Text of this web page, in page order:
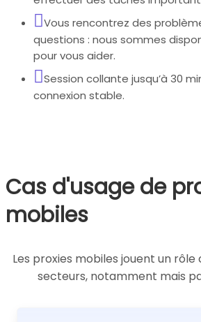
Vous rencontrez des
questions : nous sommes
pour vous aider.
Session collante jusqu’à 30
connexion stable.
Cas d'usage de
mobiles
Les proxies mobiles jouent un
secteurs, notamment mais